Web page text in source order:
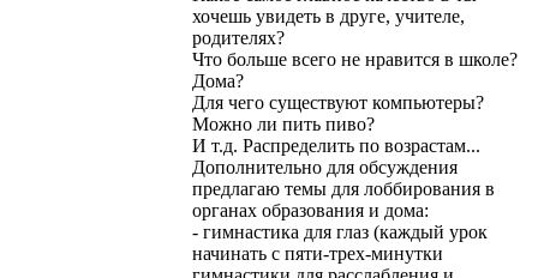
хочешь увидеть в друге, учителе,
родителях?
Что больше всего не нравится в школе?
Дома?
Для чего существуют компьютеры?
Можно ли пить пиво?
И т.д. Распределить по возрастам...
Дополнительно для обсуждения
предлагаю темы для лоббирования в
органах образования и дома:
- гимнастика для глаз (каждый урок
начинать с пяти-трех-минутки